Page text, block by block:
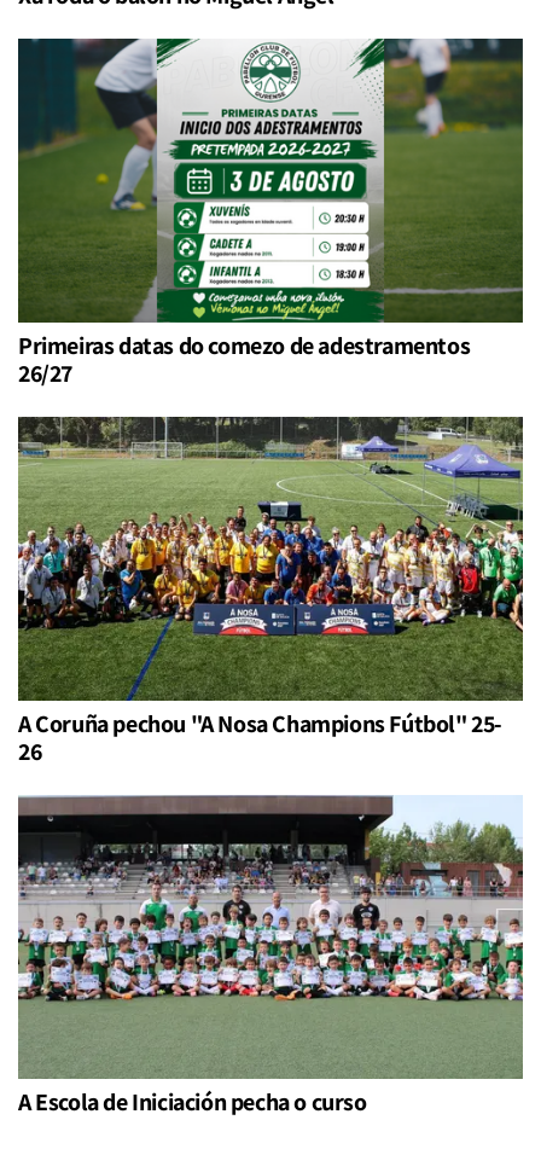
Primeiras datas do comezo de adestramentos
26/27
A Coruña pechou "A Nosa Champions Fútbol" 25-
26
A Escola de Iniciación pecha o curso